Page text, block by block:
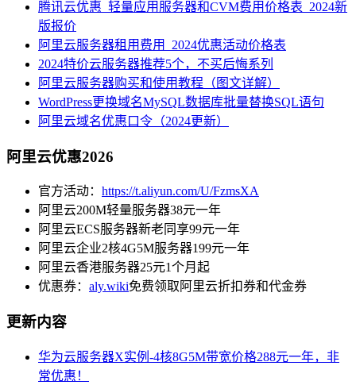
腾讯云优惠_轻量应用服务器和CVM费用价格表_2024新
版报价
阿里云服务器租用费用_2024优惠活动价格表
2024特价云服务器推荐5个，不买后悔系列
阿里云服务器购买和使用教程（图文详解）
WordPress更换域名MySQL数据库批量替换SQL语句
阿里云域名优惠口令（2024更新）
阿里云优惠2026
官方活动： https://t.aliyun.com/U/FzmsXA
阿里云200M轻量服务器38元一年
阿里云ECS服务器新老同享99元一年
阿里云企业2核4G5M服务器199元一年
阿里云香港服务器25元1个月起
优惠券： aly.wiki免费领取阿里云折扣券和代金券
更新内容
华为云服务器X实例-4核8G5M带宽价格288元一年，非
常优惠！